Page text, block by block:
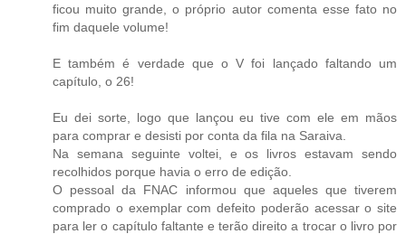
ficou muito grande, o próprio autor comenta esse fato no
fim daquele volume!
E também é verdade que o V foi lançado faltando um
capítulo, o 26!
Eu dei sorte, logo que lançou eu tive com ele em mãos
para comprar e desisti por conta da fila na Saraiva.
Na semana seguinte voltei, e os livros estavam sendo
recolhidos porque havia o erro de edição.
O pessoal da FNAC informou que aqueles que tiverem
comprado o exemplar com defeito poderão acessar o site
para ler o capítulo faltante e terão direito a trocar o livro por